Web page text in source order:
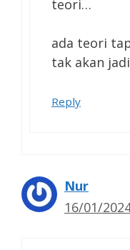
teori…
ada teori
tak akan jadi
Reply
Nur
16/01/